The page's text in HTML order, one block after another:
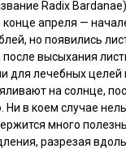
Radix
апреля —
но появились
после высыхания
для лечебных целей
на солнце,
Ни в коем случае
много
разрезая